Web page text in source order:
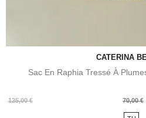
CATERINA
Sac En Raphia Tressé À
125,00 €
Prix
70,00 €
Prix